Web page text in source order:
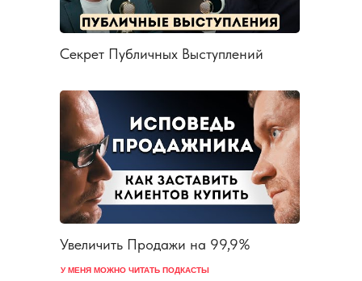
Секрет Публичных Выступлений
Увеличить Продажи на 99,9%
У МЕНЯ МОЖНО ЧИТАТЬ ПОДКАСТЫ